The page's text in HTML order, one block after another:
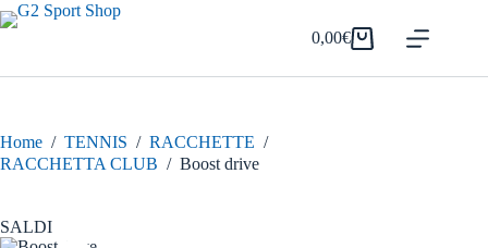
Salta
al
Carrello
0,00€
Home / TENNIS / RACCHETTE /
RACCHETTA CLUB / Boost drive
SALDI